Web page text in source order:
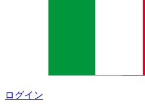
ログイン